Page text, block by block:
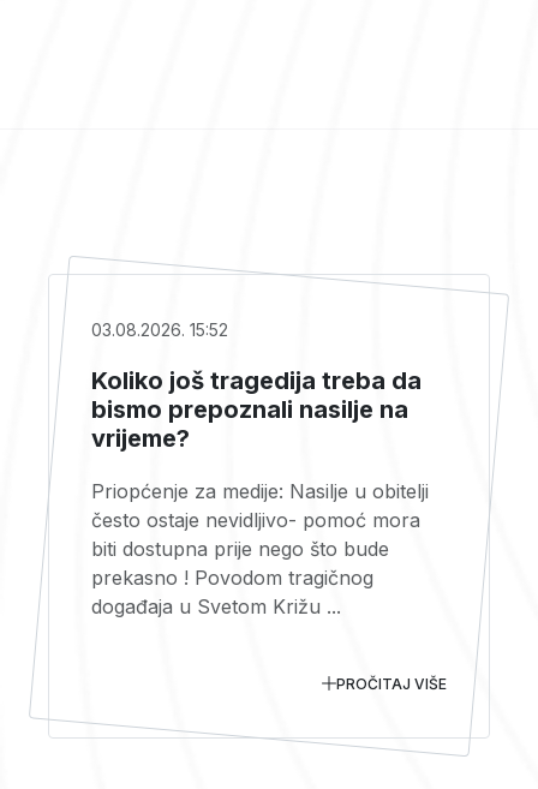
03.08.2026. 15:52
Koliko još tragedija treba da
bismo prepoznali nasilje na
vrijeme?
Priopćenje za medije: Nasilje u obitelji
često ostaje nevidljivo- pomoć mora
biti dostupna prije nego što bude
prekasno ! Povodom tragičnog
događaja u Svetom Križu ...
PROČITAJ VIŠE